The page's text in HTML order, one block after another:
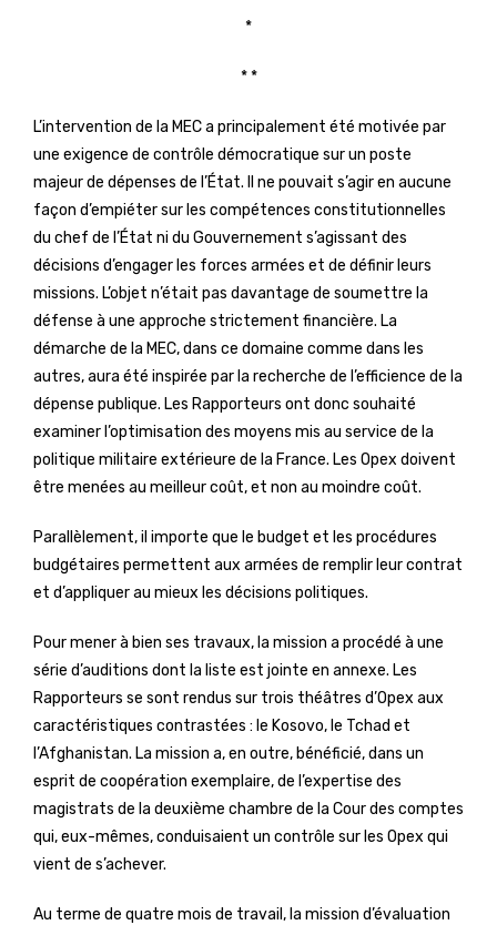
*
* *
L’intervention de la MEC a principalement été motivée par
une exigence de contrôle démocratique sur un poste
majeur de dépenses de l’État. Il ne pouvait s’agir en aucune
façon d’empiéter sur les compétences constitutionnelles
du chef de l’État ni du Gouvernement s’agissant des
décisions d’engager les forces armées et de définir leurs
missions. L’objet n’était pas davantage de soumettre la
défense à une approche strictement financière. La
démarche de la MEC, dans ce domaine comme dans les
autres, aura été inspirée par la recherche de l’efficience de la
dépense publique. Les Rapporteurs ont donc souhaité
examiner l’optimisation des moyens mis au service de la
politique militaire extérieure de la France. Les Opex doivent
être menées au meilleur coût, et non au moindre coût.
Parallèlement, il importe que le budget et les procédures
budgétaires permettent aux armées de remplir leur contrat
et d’appliquer au mieux les décisions politiques.
Pour mener à bien ses travaux, la mission a procédé à une
série d’auditions dont la liste est jointe en annexe. Les
Rapporteurs se sont rendus sur trois théâtres d’Opex aux
caractéristiques contrastées : le Kosovo, le Tchad et
l’Afghanistan. La mission a, en outre, bénéficié, dans un
esprit de coopération exemplaire, de l’expertise des
magistrats de la deuxième chambre de la Cour des comptes
qui, eux-mêmes, conduisaient un contrôle sur les Opex qui
vient de s’achever.
Au terme de quatre mois de travail, la mission d’évaluation